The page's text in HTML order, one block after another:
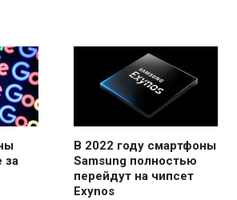
за
В 2022 году смартфоны
Samsung полностью
перейдут на чипсет
Exynos